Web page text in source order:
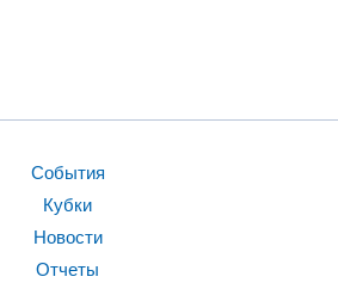
События
Кубки
Новости
Отчеты